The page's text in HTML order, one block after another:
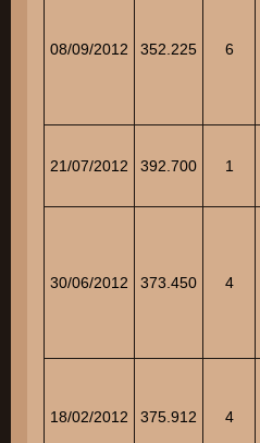
08/09/2012 352.225 6
21/07/2012 392.700 1
30/06/2012 373.450 4
18/02/2012 375.912 4